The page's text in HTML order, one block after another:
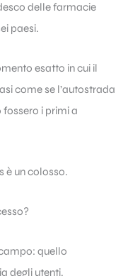
delle farmacie
paesi.
esatto in cui il
come se l’autostrada
i primi a
è un colosso.
quello
degli utenti.